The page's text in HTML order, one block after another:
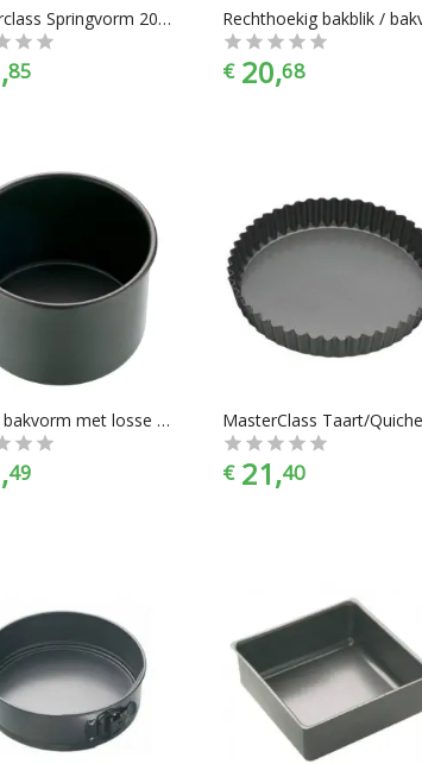
Masterclass Springvorm 20cm
85 € 20,68
Ronde bakvorm met losse bodem extra diep, 10cm - Masterclass
49 € 21,40